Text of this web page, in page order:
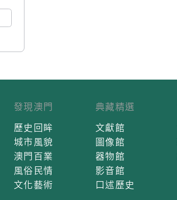
發現澳門
歷史回眸
城市風貌
澳門百業
風俗民情
文化藝術
典藏精選
文獻館
圖像館
器物館
影音館
口述歷史